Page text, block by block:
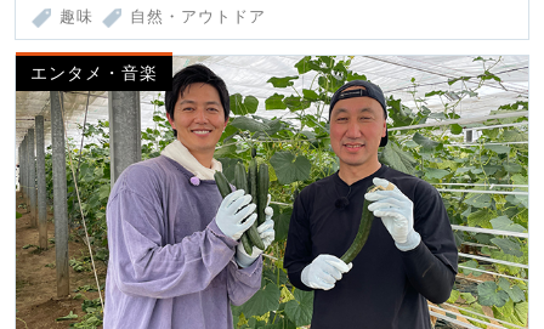
趣味 自然・アウトドア
エンタメ・音楽